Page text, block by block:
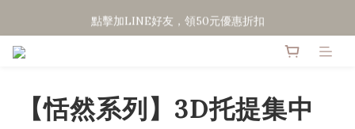
點擊加LINE好友，領50元優惠折扣
點擊加LINE好友，領50元優惠折扣
【恬然系列】3D托提集中